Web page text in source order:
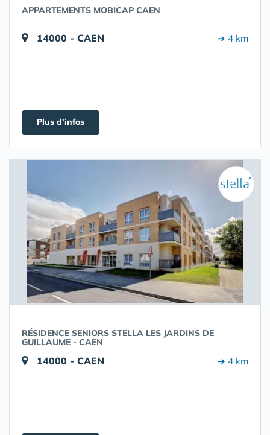
APPARTEMENTS MOBICAP CAEN
14000 - CAEN ➔ 4 km
Plus d'infos
RÉSIDENCE SENIORS STELLA LES JARDINS DE
GUILLAUME - CAEN
14000 - CAEN ➔ 4 km